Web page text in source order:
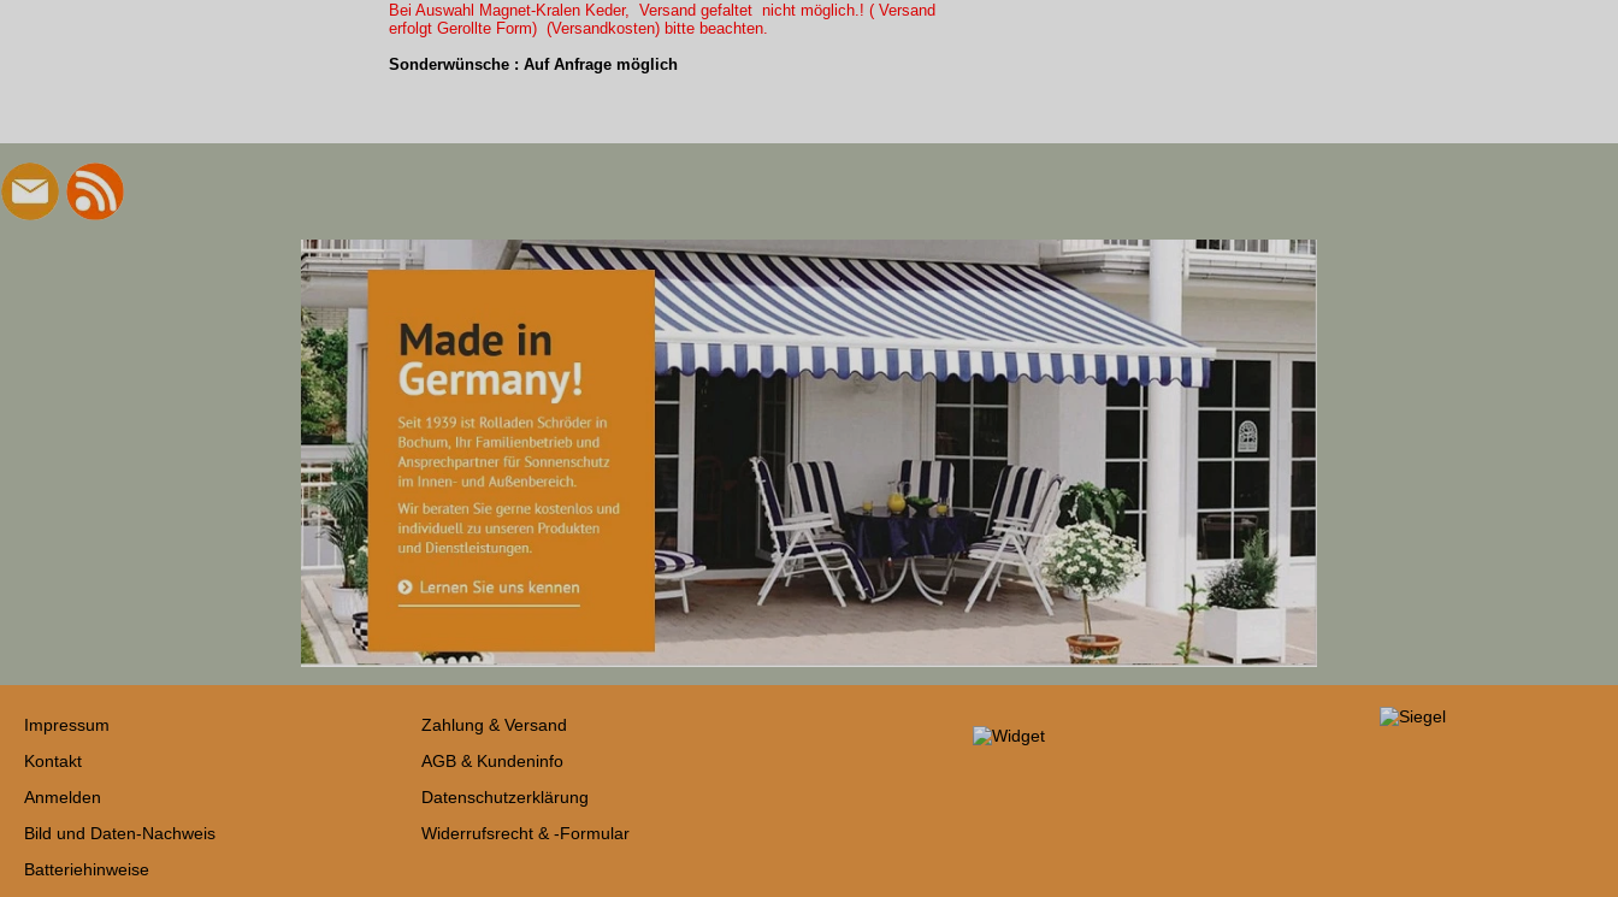
Bei Auswahl Magnet-Kralen Keder, Versand gefaltet nicht möglich.! ( Versand
erfolgt Gerollte Form) (Versandkosten) bitte beachten.
Sonderwünsche : Auf Anfrage möglich
Impressum
Kontakt
Anmelden
Bild und Daten-Nachweis
Batteriehinweise
Zahlung & Versand
AGB & Kundeninfo
Datenschutzerklärung
Widerrufsrecht & -Formular